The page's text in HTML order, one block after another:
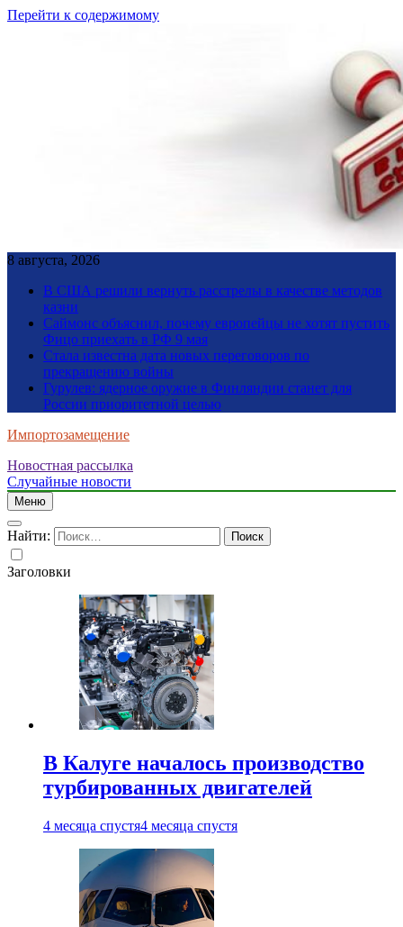
Перейти к содержимому
8 августа, 2026
В США решили вернуть расстрелы в качестве методов
казни
Саймонс объяснил, почему европейцы не хотят пустить
Фицо приехать в РФ 9 мая
Стала известна дата новых переговоров по
прекращению войны
Гурулев: ядерное оружие в Финляндии станет для
России приоритетной целью
Импортозамещение
Новостная рассылка
Случайные новости
Меню
Найти:
Заголовки
В Калуге началось производство
турбированных двигателей
4 месяца спустя4 месяца спустя